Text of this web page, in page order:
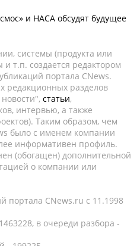
и НАСА обсудят будущее
системы (продукта или
и т.п. создается редактором
портала CNews.
редакционных разделов
статьи,
интервью, а также
Таким образом, чем
было с именем компании
информативен профиль.
(обогащен) дополнительной
о компании или
портала CNews.ru c 11.1998
в очереди разбора -